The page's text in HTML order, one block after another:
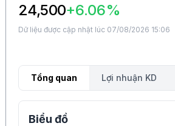
24,500+6.06%
Dữ liệu được cập nhật lúc 07/08/2026 15:06
Tổng quan Lợi nhuận KD
Biểu đồ